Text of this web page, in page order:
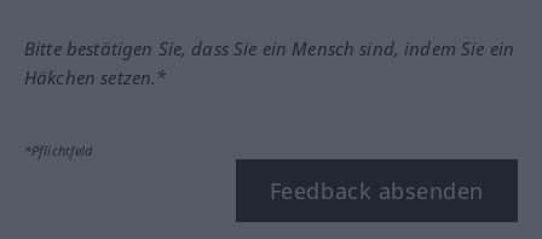
Bitte bestätigen Sie, dass Sie ein Mensch sind, indem Sie ein
Häkchen setzen.*
*Pflichtfeld
Feedback absenden